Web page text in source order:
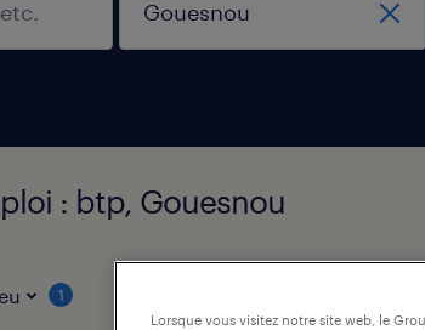
: btp, Gouesnou
1
Lorsque vous visitez notre site web, le